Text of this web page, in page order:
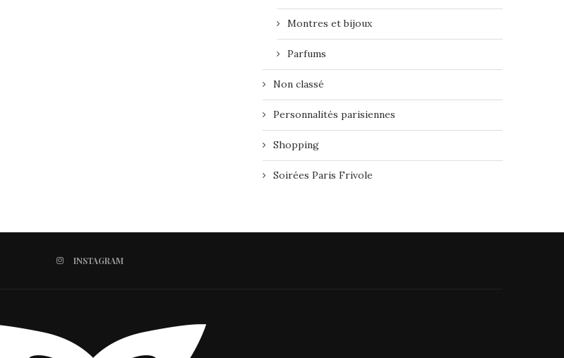
Montres et bijoux
Parfums
Non classé
Personnalités parisiennes
Shopping
Soirées Paris Frivole
INSTAGRAM